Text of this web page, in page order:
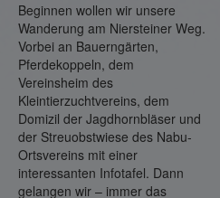
Beginnen wollen wir unsere
Wanderung am Niersteiner Weg.
Vorbei an Bauerngärten,
Pferdekoppeln, dem
Vereinsheim des
Kleintierzuchtvereins, dem
Domizil der Jagdhornbläser und
der Streuobstwiese des Nabu-
Ortsvereins mit einer
interessanten Infotafel. Dann
gelangen wir – immer das